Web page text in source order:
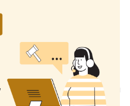
in sicurezza
senza stress nasce il
per la ricerca di